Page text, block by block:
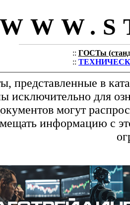
:: ГОСТы
::
представленные в
исключительно для
могут
информацию с